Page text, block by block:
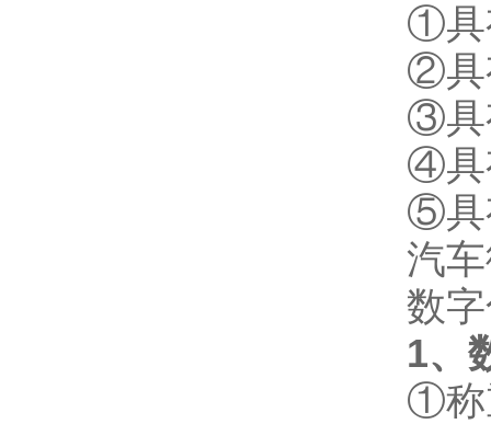
①具
②具
③具
④具
⑤具
汽
数
1、
①称